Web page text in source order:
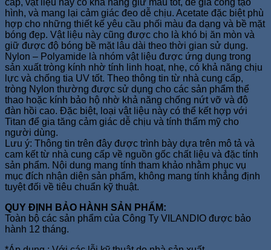
cấp, vật liệu này có khả năng giữ màu tốt, dễ gia công tạo
hình, và mang lại cảm giác đeo dễ chịu. Acetate đặc biệt phù
hợp cho những thiết kế yêu cầu phối màu đa dạng và bề mặt
bóng đẹp. Vật liệu này cũng được cho là khó bị ăn mòn và
giữ được độ bóng bề mặt lâu dài theo thời gian sử dụng.
Nylon – Polyamide là nhóm vật liệu được ứng dụng trong
sản xuất tròng kính nhờ tính linh hoạt, nhẹ, có khả năng chịu
lực và chống tia UV tốt. Theo thông tin từ nhà cung cấp,
tròng Nylon thường được sử dụng cho các sản phẩm thể
thao hoặc kính bảo hộ nhờ khả năng chống nứt vỡ và độ
đàn hồi cao. Đặc biệt, loại vật liệu này có thể kết hợp với
Titan để gia tăng cảm giác dễ chịu và tính thẩm mỹ cho
người dùng.
Lưu ý: Thông tin trên đây được trình bày dựa trên mô tả và
cam kết từ nhà cung cấp về nguồn gốc chất liệu và đặc tính
sản phẩm. Nội dung mang tính tham khảo nhằm phục vụ
mục đích nhận diện sản phẩm, không mang tính khẳng định
tuyệt đối về tiêu chuẩn kỹ thuật.
QUY ĐỊNH BẢO HÀNH SẢN PHẨM:
Toàn bộ các sản phẩm của Công Ty VILANDIO được bảo
hành 12 tháng.